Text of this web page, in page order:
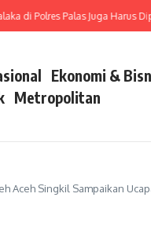
Polres Palas Juga Harus
Ekonomi &
Metropolitan
Aceh Singkil Sampaikan